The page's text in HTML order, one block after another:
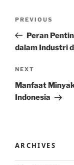
Previous
Post
PREVIOUS
Peran
dalam Industri
Next
Post
NEXT
Manfaat
Indonesia
ARCHIVES